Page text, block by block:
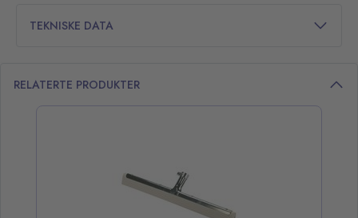
TEKNISKE DATA
RELATERTE PRODUKTER